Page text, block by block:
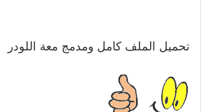
تحميل الملف كامل ومدمج معة اللودر